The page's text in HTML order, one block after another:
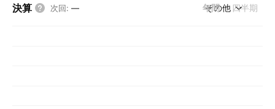
決算 次回: — 年間 四半期
その他